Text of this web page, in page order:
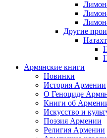
Другие
Армянские книги
Новинки
История Армении
О Геноциде
Книги об
Иcкусство и
Поэзия Армении
Религия Армении